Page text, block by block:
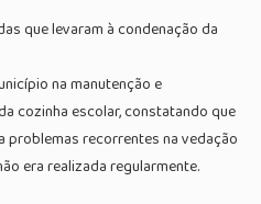
que levaram à condenação da
na manutenção e
cozinha escolar, constatando que
problemas recorrentes na vedação
era realizada regularmente.